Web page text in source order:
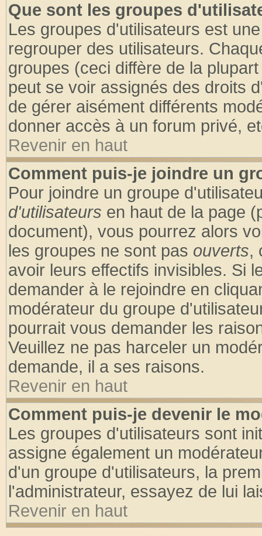
Que sont les groupes
Les groupes d'utilisateurs est
regrouper des utilisateurs.
groupes (ceci diffère de la
peut se voir assignés des droits
de gérer aisément différents
donner accès à un forum privé,
Revenir en haut
Comment puis-je joindre un
Pour joindre un groupe
d'utilisateurs en haut de la page
document), vous pourrez alors
les groupes ne sont pas ouverts,
avoir leurs effectifs invisibles. Si
demander à le rejoindre en
modérateur du groupe
pourrait vous demander les
Veuillez ne pas harceler un
demande, il a ses raisons.
Revenir en haut
Comment puis-je devenir le
Les groupes d'utilisateurs sont
assigne également un
d'un groupe d'utilisateurs, la
l'administrateur, essayez de lui
Revenir en haut